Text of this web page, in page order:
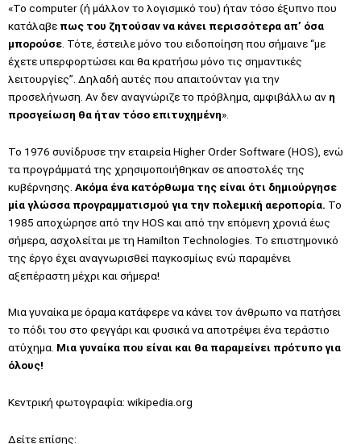
«Το computer (ή μάλλον το λογισμικό του) ήταν τόσο έξυπνο που
κατάλαβε πως του ζητούσαν να κάνει περισσότερα απ’ όσα
μπορούσε . Τότε, έστειλε μόνο του ειδοποίηση που σήμαινε “με
έχετε υπερφορτώσει και θα κρατήσω μόνο τις σημαντικές
λειτουργίες”. Δηλαδή αυτές που απαιτούνταν για την
προσελήνωση. Αν δεν αναγνώριζε το πρόβλημα, αμφιβάλλω αν η
προσγείωση θα ήταν τόσο επιτυχημένη».
Το 1976 συνίδρυσε την εταιρεία Higher Order Software (HOS), ενώ
τα προγράμματά της χρησιμοποιήθηκαν σε αποστολές της
κυβέρνησης. Ακόμα ένα κατόρθωμα της είναι ότι δημιούργησε
μία γλώσσα προγραμματισμού για την πολεμική αεροπορία. Το
1985 αποχώρησε από την HOS και από την επόμενη χρονιά έως
σήμερα, ασχολείται με τη Hamilton Technologies. Το επιστημονικό
της έργο έχει αναγνωρισθεί παγκοσμίως ενώ παραμένει
αξεπέραστη μέχρι και σήμερα!
Μια γυναίκα με όραμα κατάφερε να κάνει τον άνθρωπο να πατήσει
το πόδι του στο φεγγάρι και φυσικά να αποτρέψει ένα τεράστιο
ατύχημα. Μια γυναίκα που είναι και θα παραμείνει πρότυπο για
όλους!
Κεντρική φωτογραφία: wikipedia.org
Δείτε επίσης: